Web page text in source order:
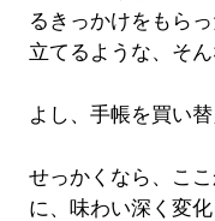
るきっかけをもら
立てるような、そ
よし、手帳を買い替
せっかくなら、こ
に、味わい深く変